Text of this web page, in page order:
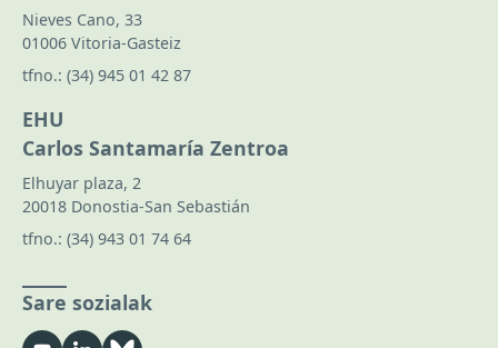
Nieves Cano, 33
01006 Vitoria-Gasteiz
tfno.: (34) 945 01 42 87
EHU
Carlos Santamaría Zentroa
Elhuyar plaza, 2
20018 Donostia-San Sebastián
tfno.: (34) 943 01 74 64
Sare sozialak